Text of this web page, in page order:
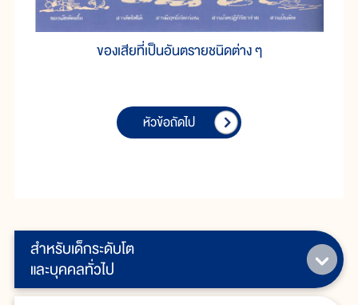
สำหรับเด็กระดับโต
และบุคคลทั่วไป
ของเสียที่เป็นอันตรายชนิดต่าง ๆ
หัวข้อถัดไป